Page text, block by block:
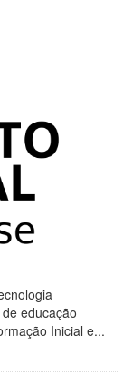
educação
Inicial e...